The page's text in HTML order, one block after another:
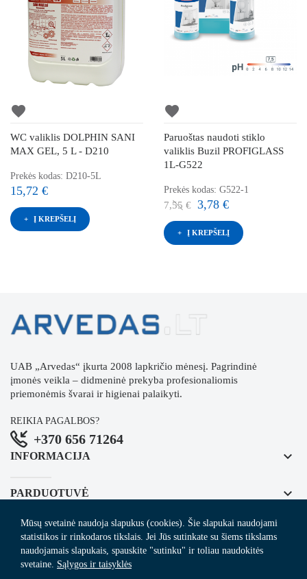
favorite
WC valiklis DOLPHIN SANI
MAX GEL, 5 L - D210
Prekės kodas: D210-5L
15,72 €
Į KREPŠELĮ
favorite
Paruoštas naudoti stiklo
valiklis Buzil PROFIGLASS
1L-G522
Prekės kodas: G522-1
7,55 € 3,78 €
Į KREPŠELĮ
UAB „Arvedas“ įkurta 2008 lapkričio mėnesį. Pagrindinė
įmonės veikla – didmeninė prekyba profesionaliomis
priemonėmis švarai ir higienai palaikyti.
REIKIA PAGALBOS?
+370 656 71264
INFORMACIJA keyboard_arrow_down
PARDUOTUVĖ keyboard_arrow_down
REGISTRUOKITĖS NAUJIENLAIŠKIUI
Mūsų svetainė naudoja slapukus (cookies). Šie slapukai naudojami
statistikos ir rinkodaros tikslais. Jei Jūs sutinkate su šiems tikslams
naudojamais slapukais, spauskite "sutinku" ir toliau naudokitės
svetaine. Sąlygos ir taisyklės